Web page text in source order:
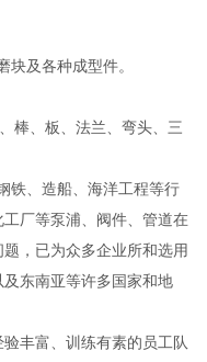
及各种成型件。
棒、板、法兰、弯头、三
、造船、海洋工程等行
厂等泵浦、阀件、管道在
，已为众多企业所和选用
东南亚等许多国家和地
丰富、训练有素的员工队